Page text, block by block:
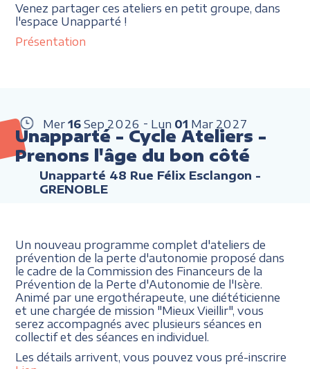
Venez partager ces ateliers en petit groupe, dans
l'espace Unapparté !
Présentation
Mer 16 Sep 2026 Lun 01 Mar 2027
Unapparté - Cycle Ateliers -
Prenons l'âge du bon côté
Unapparté 48 Rue Félix Esclangon -
GRENOBLE
Un nouveau programme complet d'ateliers de
prévention de la perte d'autonomie proposé dans
le cadre de la Commission des Financeurs de la
Prévention de la Perte d'Autonomie de l'Isère.
Animé par une ergothérapeute, une diététicienne
et une chargée de mission "Mieux Vieillir", vous
serez accompagnés avec plusieurs séances en
collectif et des séances en individuel.
Les détails arrivent, vous pouvez vous pré-inscrire